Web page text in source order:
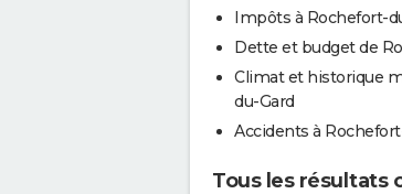
Impôts à Rochefort-
Dette et budget de
Climat et historique
du-Gard
Accidents à
Tous les résultats